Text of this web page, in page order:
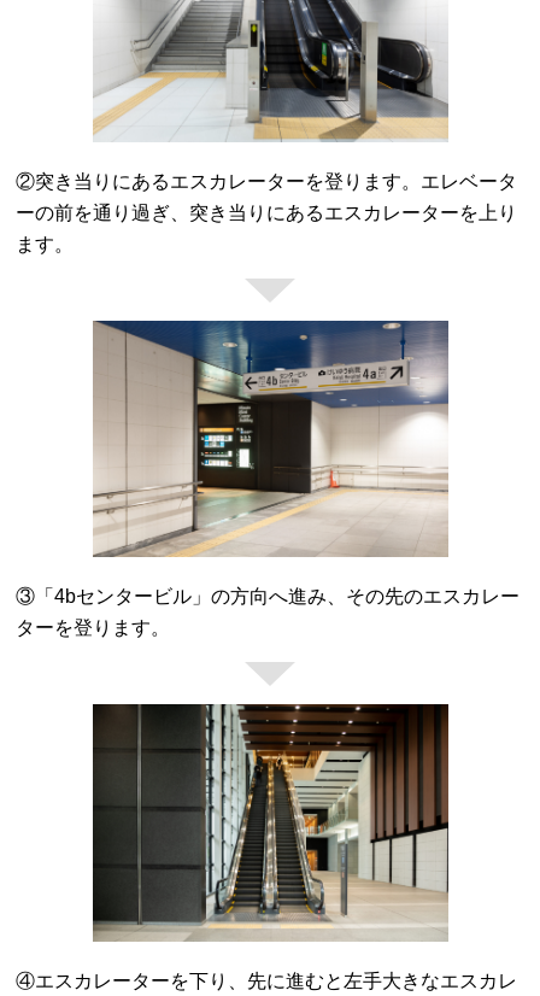
②突き当りにあるエスカレーターを登ります。エレベータ
ーの前を通り過ぎ、突き当りにあるエスカレーターを上り
ます。
③「4bセンタービル」の方向へ進み、その先のエスカレー
ターを登ります。
④エスカレーターを下り、先に進むと左手大きなエスカレ